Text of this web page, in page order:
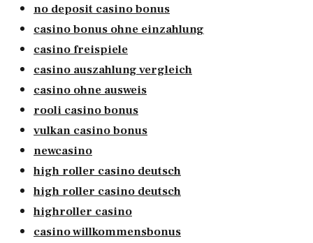
no deposit casino bonus
casino bonus ohne einzahlung
casino freispiele
casino auszahlung vergleich
casino ohne ausweis
rooli casino bonus
vulkan casino bonus
newcasino
high roller casino deutsch
high roller casino deutsch
highroller casino
casino willkommensbonus